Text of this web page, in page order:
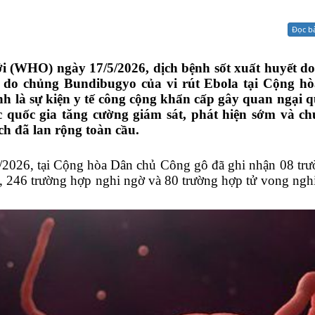
Đọc
(WHO) ngày 17/5/2026, dịch bệnh sốt xuất huyết
chủng Bundibugyo của vi rút Ebola tại Cộng
là sự kiện y tế công cộng khẩn cấp gây quan ngại
gia tăng cường giám sát, phát hiện sớm và
đã lan rộng toàn cầu.
tại Cộng hòa Dân chủ Công gô đã ghi nhận 08
246 trường hợp nghi ngờ và 80 trường hợp tử vong